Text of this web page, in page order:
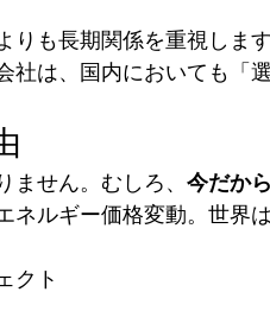
りも長期関係を重視しま
社は、国内においても「
ません。むしろ、 今だか
ネルギー価格変動。世界
クト